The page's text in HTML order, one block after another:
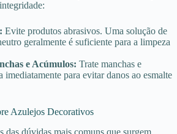
Evite produtos abrasivos. Uma solução de
geralmente é suficiente para a limpeza
e Acúmulos: Trate manchas e
imediatamente para evitar danos ao esmalte
Azulejos Decorativos
das dúvidas mais comuns que surgem